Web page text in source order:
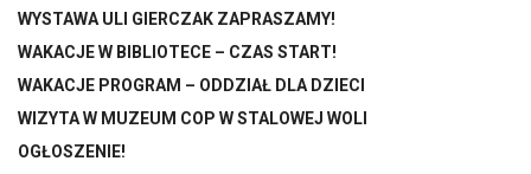
WYSTAWA ULI GIERCZAK ZAPRASZAMY!
WAKACJE W BIBLIOTECE – CZAS START!
WAKACJE PROGRAM – ODDZIAŁ DLA DZIECI
WIZYTA W MUZEUM COP W STALOWEJ WOLI
OGŁOSZENIE!